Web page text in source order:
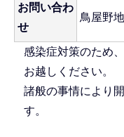
お問い合わ
せ
鳥屋野
感染症対策のため
お越しください。
諸般の事情により
す。